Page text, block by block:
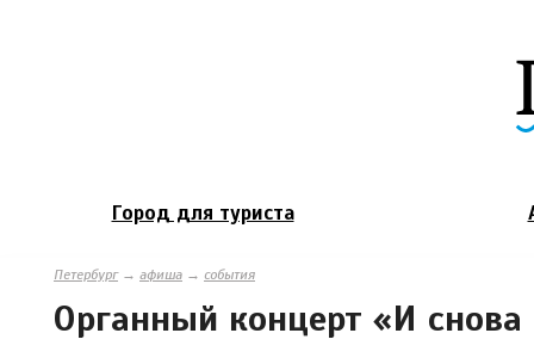
Город для туриста
Петербург→ афиша → события
Органный концерт «И